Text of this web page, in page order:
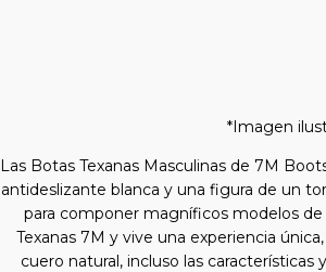
*Imagen
Las Botas Texanas Masculinas de 7M
antideslizante blanca y una figura de un
para componer magníficos modelos
Texanas 7M y vive una experiencia
cuero natural, incluso las